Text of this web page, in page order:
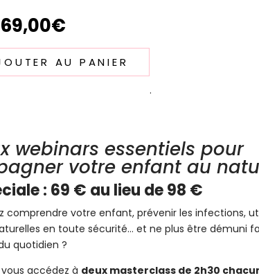
Le
:
69,00€Le
prix
actuel
est :
AU PANIER
.
webinars essentiels pour
votre enfant au
: 69 € au lieu de 98 €
comprendre votre enfant, prévenir les infections,
en toute sécurité… et ne plus être démuni
quotidien ?
accédez à deux masterclass de 2h30